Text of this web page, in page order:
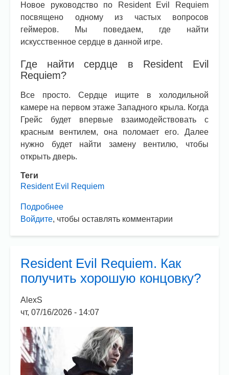
Новое руководство по Resident Evil Requiem
посвящено одному из частых вопросов
геймеров. Мы поведаем, где найти
искусственное сердце в данной игре.
Где найти сердце в Resident Evil
Requiem?
Все просто. Сердце ищите в холодильной
камере на первом этаже Западного крыла. Когда
Грейс будет впервые взаимодействовать с
красным вентилем, она поломает его. Далее
нужно будет найти замену вентилю, чтобы
открыть дверь.
Теги
Resident Evil Requiem
Подробнее
Resident
найти
сердце?
Войдите, чтобы оставлять комментарии
Resident Evil Requiem. Как
получить хорошую концовку?
AlexS
чт, 07/16/2026 - 14:07